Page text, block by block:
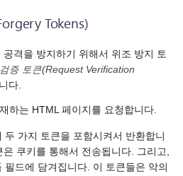
Tokens)
격을 방지하기 위해서 위조 방지 토
증 토큰(Request Verification
다.
하는 HTML 페이지를 요청합니다.
두 가지 토큰을 포함시켜서 반환합니
쿠키를 통해서 전송됩니다. 그리고,
필드에 담겨집니다. 이 토큰들은 악의